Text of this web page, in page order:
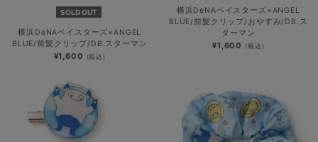
SOLD OUT
横浜DeNAベイスターズ×ANGEL
BLUE/前髪クリップ/DB.スターマン
¥1,600 (税込)
横浜DeNAベイスターズ×ANGEL
BLUE/前髪クリップ/おやすみ/DB.ス
ターマン
¥1,600 (税込)